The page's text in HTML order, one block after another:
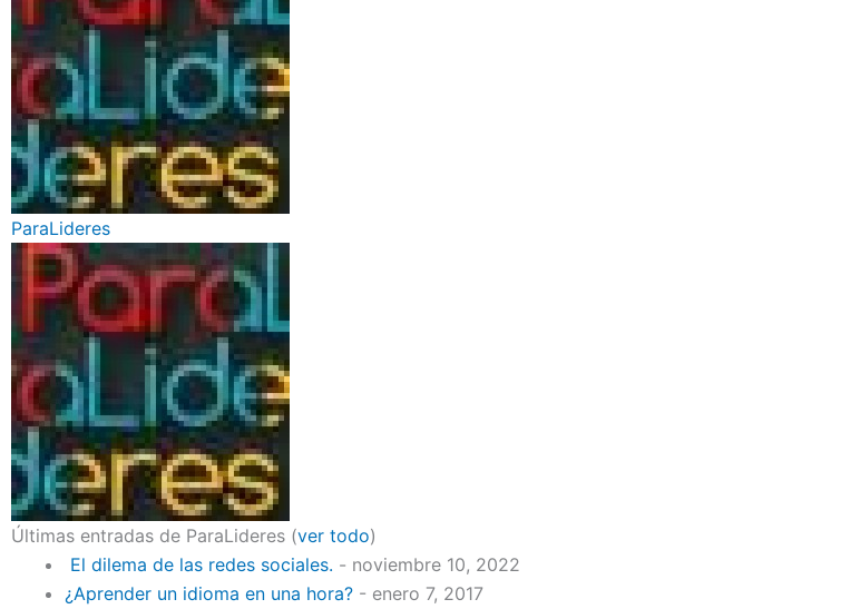
ParaLideres
Últimas entradas de ParaLideres (ver todo)
El dilema de las redes sociales. - noviembre 10, 2022
¿Aprender un idioma en una hora? - enero 7, 2017